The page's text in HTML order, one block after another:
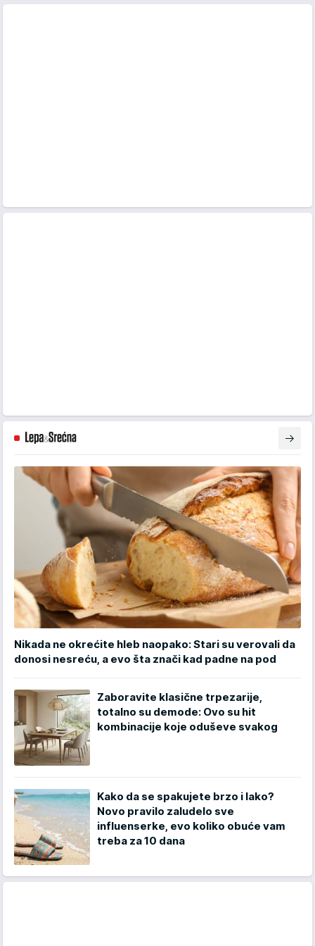
Nikada ne okrećite hleb naopako: Stari su verovali da
donosi nesreću, a evo šta znači kad padne na pod
Zaboravite klasične trpezarije,
totalno su demode: Ovo su hit
kombinacije koje oduševe svakog
Kako da se spakujete brzo i lako?
Novo pravilo zaludelo sve
influenserke, evo koliko obuće vam
treba za 10 dana